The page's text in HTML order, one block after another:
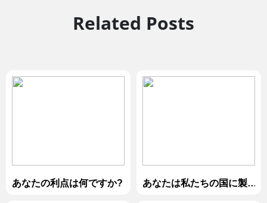
Related Posts
あなたの利点は何ですか?
あなたは私たちの国に製